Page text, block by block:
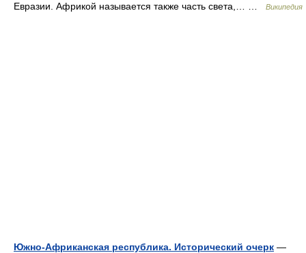
Евразии. Африкой называется также часть света,… …
Википедия
Южно-Африканская республика. Исторический очерк —